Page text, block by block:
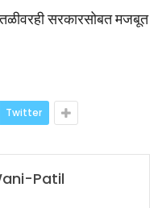
सरकारसोबत मजबूत
Twitter
Patil